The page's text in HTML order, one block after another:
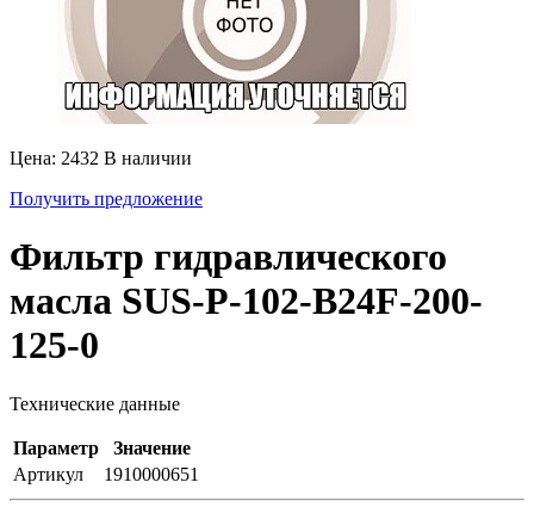
Цена: 2432 В наличии
Получить предложение
Фильтр гидравлического
масла SUS-P-102-B24F-200-
125-0
Технические данные
Параметр
Значение
Артикул
1910000651